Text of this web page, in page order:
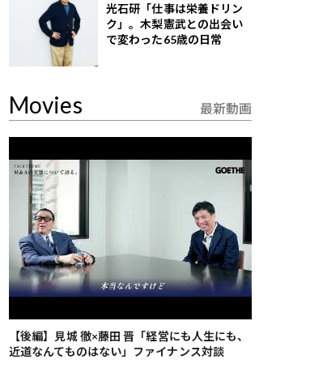
光石研「仕事は栄養ドリン
ク」。木梨憲武との出会い
で変わった65歳の日常
Movies 最新動画
【後編】見城 徹×藤田 晋「経営にも人生にも、
近道なんてものはない」ファイナンス対談